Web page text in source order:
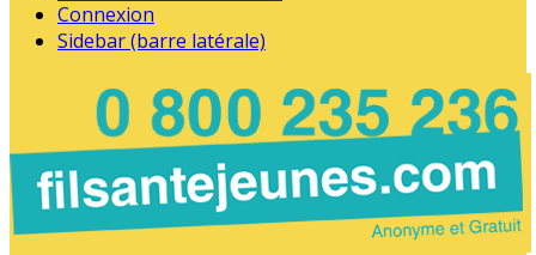
Connexion
Sidebar (barre latérale)